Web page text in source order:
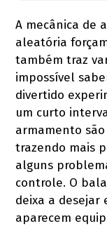
A mecânica de
aleatória
também traz
impossível
divertido
um curto
armamento
trazendo mais
alguns
controle. O
deixa a desejar
aparecem